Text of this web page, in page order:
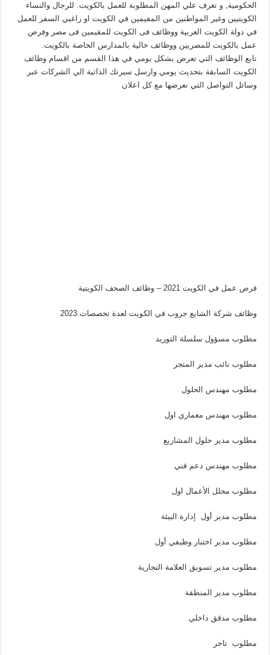
الحكومية, و تعرف علي المهن المطلوبة للعمل بالكويت. للرجال والنساء
الكويتيين وغير المواطنين من المقيمين في الكويت او راغبي السفر للعمل
في دولة الكويت العربية ووظائف فى الكويت للمقيمين فى مصر وفرص
عمل بالكويت للمصريين ووظائف خالية بالمدارس الخاصة بالكويت.
تابع الوظائف التي تعرض بشكل يومي في هذا القسم من اقسام وظائف
الكويت السابقة بتحديث يومي وارسل سيرتك الذاتية الي الشركات عبر
وسائل التواصل التي نعرضها مع كل اعلان
فرص عمل في الكويت 2021 – وظائف الصحف الكويتية
وظائف شركة الشايع جروب في الكويت لعدة تخصصات 2023
مطلوب مسؤول سلسلة التوريد
مطلوب نائب مدير المتجر
مطلوب مهندس الحلول
مطلوب مهندس معماري اول
مطلوب مدير حلول المشاريع
مطلوب مهندس دعم فني
مطلوب محلل الأعمال اول
مطلوب مدير أول إدارة البيئة
مطلوب مدير اختبار وظيفي أول
مطلوب مدير تسويق العلامة التجارية
مطلوب مدير المنطقة
مطلوب مدقق داخلي
مطلوب تاجر